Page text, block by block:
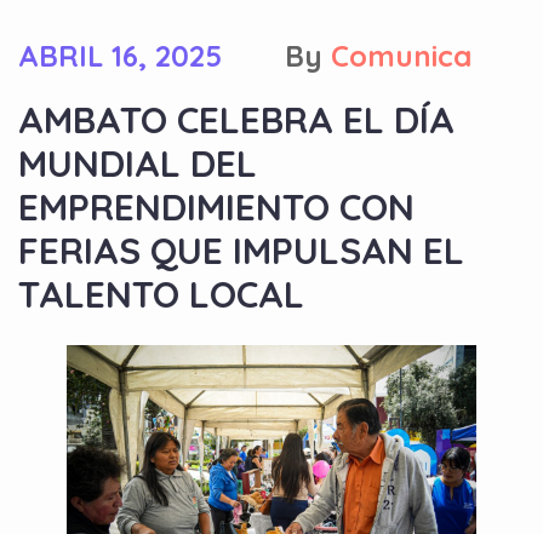
ABRIL 16, 2025 By Comunica
AMBATO CELEBRA EL DÍA
MUNDIAL DEL
EMPRENDIMIENTO CON
FERIAS QUE IMPULSAN EL
TALENTO LOCAL